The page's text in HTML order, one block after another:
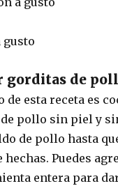
gusto
gorditas de
de esta receta es
pollo sin piel y
de pollo hasta
Puedes
entera para